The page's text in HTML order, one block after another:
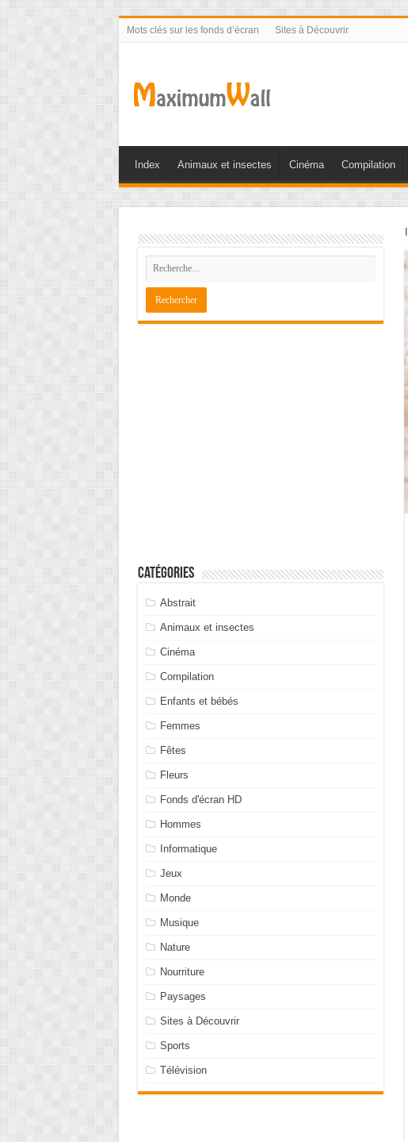
Mots clés sur les fonds d’écran Sites à Découvrir
Index Animaux et insectes Cinéma Compilation
Catégories
Abstrait
Animaux et insectes
Cinéma
Compilation
Enfants et bébés
Femmes
Fêtes
Fleurs
Fonds d'écran HD
Hommes
Informatique
Jeux
Monde
Musique
Nature
Nourriture
Paysages
Sites à Découvrir
Sports
Télévision